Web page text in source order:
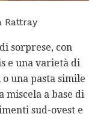
Rattray
sorprese, con
e una varietà di
una pasta simile
miscela a base di
sud-ovest e